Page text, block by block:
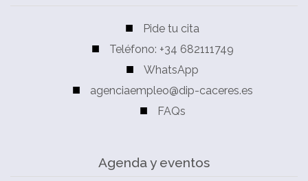
Pide tu cita
Teléfono: +34 682111749
WhatsApp
agenciaempleo@dip-caceres.es
FAQs
Agenda y eventos